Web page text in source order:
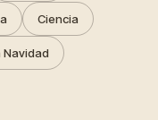
Ciencia
Navidad